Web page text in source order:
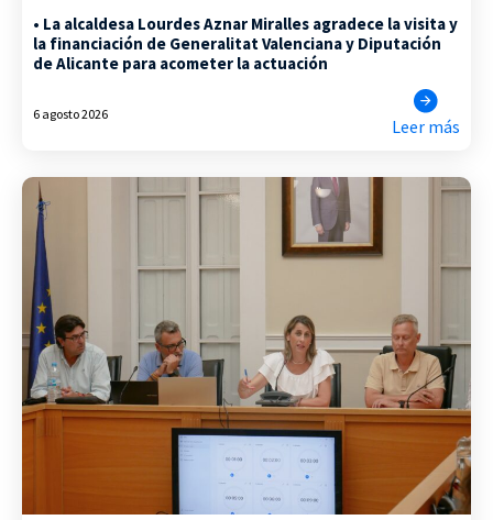
• La alcaldesa Lourdes Aznar Miralles agradece la visita y
la financiación de Generalitat Valenciana y Diputación
de Alicante para acometer la actuación
6 agosto 2026
Leer más